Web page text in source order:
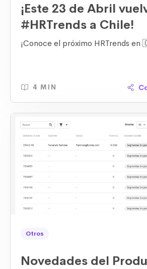
¡Este 23 de Abril
#HRTrends a Chile!
¡Conoce el próximo HRTrends
4 MIN
Otros
Novedades del